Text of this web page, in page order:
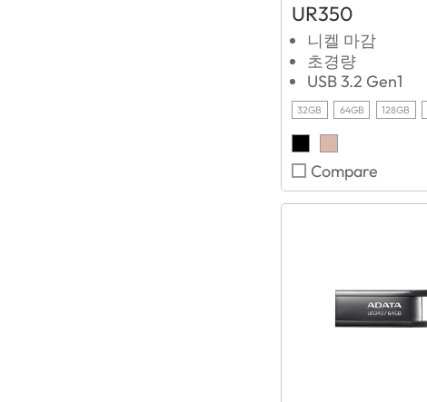
UR350
니켈 마감
초경량
USB 3.2 Gen1
32GB 64GB 128GB
Compare